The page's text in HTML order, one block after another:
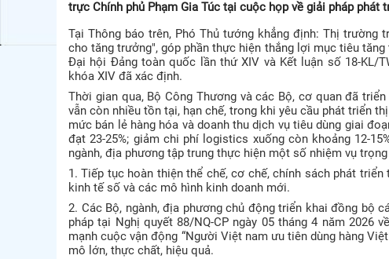
trực Chính phủ Phạm Gia Túc tại cuộc họp về giải pháp phát
Tại Thông báo trên, Phó Thủ tướng khẳng định: Thị
cho tăng trưởng", góp phần thực hiện thắng lợi mục tiêu
Đại hội Đảng toàn quốc lần thứ XIV và Kết luận số 18-KL/
khóa XIV đã xác định.
Thời gian qua, Bộ Công Thương và các Bộ, cơ quan đã
vẫn còn nhiều tồn tại, hạn chế, trong khi yêu cầu phát triển
mức bán lẻ hàng hóa và doanh thu dịch vụ tiêu dùng giai
đạt 23-25%; giảm chi phí logistics xuống còn khoảng 12-
ngành, địa phương tập trung thực hiện một số nhiệm vụ
1. Tiếp tục hoàn thiện thể chế, cơ chế, chính sách phát
kinh tế số và các mô hình kinh doanh mới.
2. Các Bộ, ngành, địa phương chủ động triển khai đồng bộ
pháp tại Nghị quyết 88/NQ-CP ngày 05 tháng 4 năm
mạnh cuộc vận động “Người Việt nam ưu tiên dùng hàng
mô lớn, thực chất, hiệu quả.